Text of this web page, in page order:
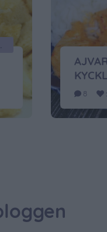
8